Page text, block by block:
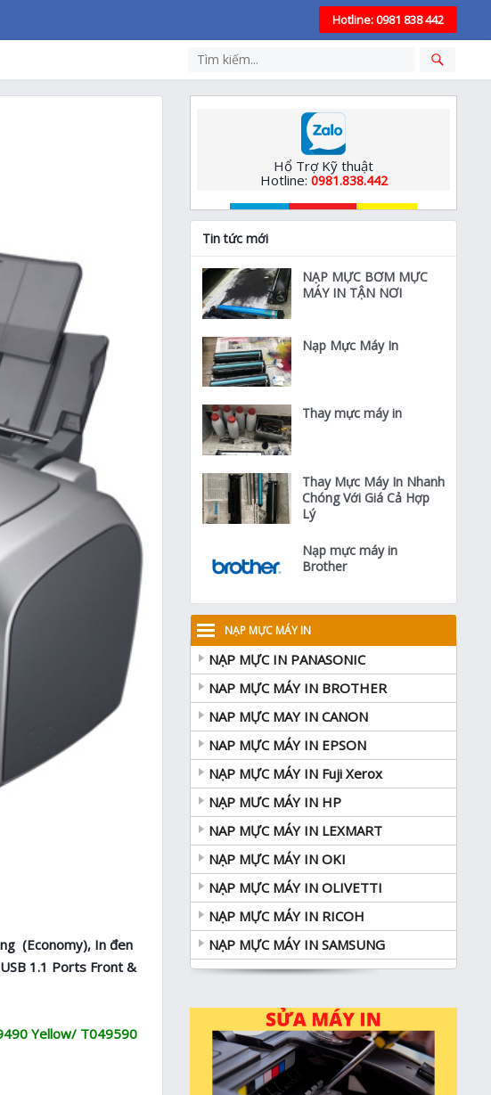
Hotline: 0981 838 442
(Economy), In đen
1.1 Ports Front &
Yellow/ T049590
Hổ Trợ Kỹ thuật
Hotline: 0981.838.442
Tin tức mới
NẠP MỰC BƠM MỰC
MÁY IN TẬN NƠI
Nạp Mực Máy In
Thay mực máy in
Thay Mực Máy In Nhanh
Chóng Với Giá Cả Hợp
Lý
Nạp mực máy in
Brother
NẠP MỰC MÁY IN
NẠP MỰC IN PANASONIC
NAP MỰC MÁY IN BROTHER
NAP MỰC MAY IN CANON
NAP MỰC MÁY IN EPSON
NẠP MỰC MÁY IN Fuji Xerox
NẠP MƯC MÁY IN HP
NAP MỰC MÁY IN LEXMART
NẠP MỰC MÁY IN OKI
NẠP MỰC MÁY IN OLIVETTI
NẠP MỰC MÁY IN RICOH
NẠP MỰC MÁY IN SAMSUNG